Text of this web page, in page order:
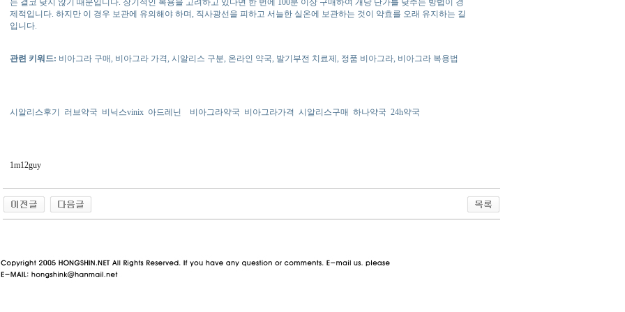
제적입니다. 하지만 이 경우 보관에 유의해야 하며, 직사광선을 피하고 서늘한 실온에 보관하는 것이 약효를 오래 유지하는 길
입니다.
관련 키워드: 비아그라 구매, 비아그라 가격, 시알리스 구분, 온라인 약국, 발기부전 치료제, 정품 비아그라, 비아그라 복용법
시알리스후기 러브약국 비닉스vinix 아드레닌 비아그라약국 비아그라가격 시알리스구매 하나약국 24h약국
1m12guy